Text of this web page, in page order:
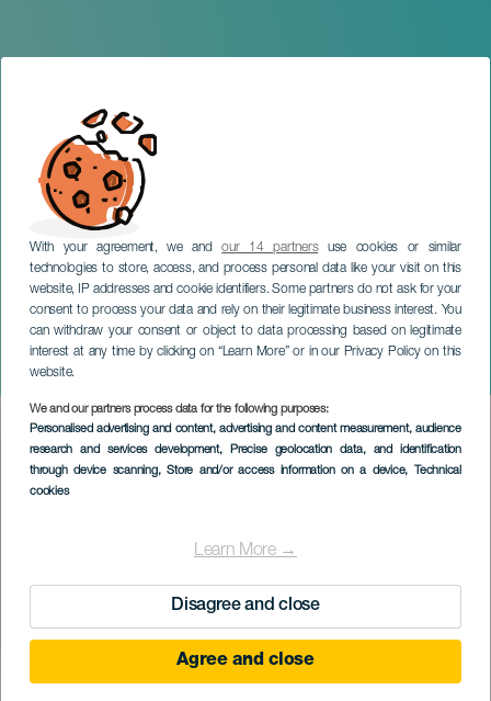
With your agreement, we andour 14 partnersuse cookies or similar
technologies to store, access, and process personal data like your visit on this
website, IP addresses and cookie identifiers. Some partners do not ask for your
consent to process your data and rely on their legitimate business interest. You
can withdraw your consent or object to data processing based on legitimate
interest at any time by clicking on “Learn More” or in our Privacy Policy on this
website.
We and our partners process data for the following purposes:
Personalised advertising and content, advertising and content measurement, audience
research and services development, Precise geolocation data, and identification
through device scanning, Store and/or access information on a device, Technical
cookies
Learn More →
Disagree and close
Agree and close
Od Monteverdiho k
Beethovenovi
TENERIFE
Imagen
Listado